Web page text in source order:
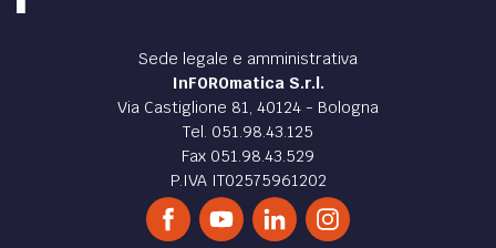
Sede legale e amministrativa
InFOROmatica S.r.l.
Via Castiglione 81, 40124 - Bologna
Tel. 051.98.43.125
Fax 051.98.43.529
P.IVA IT02575961202